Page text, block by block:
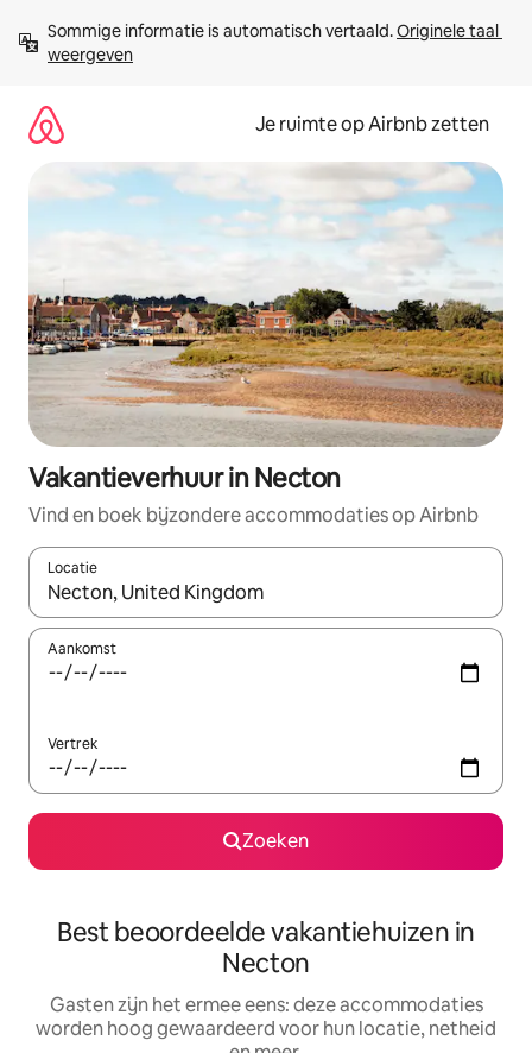
direct
naar
Sommige informatie is automatisch vertaald. Originele taal
weergeven
Je ruimte op Airbnb zetten
Vakantieverhuur in Necton
Vind en boek bijzondere accommodaties op Airbnb
Locatie
Wanneer er suggesties beschikbaar zijn, maak je een keuze
Aankomst
Vertrek
Zoeken
Best beoordeelde vakantiehuizen in
Necton
Gasten zijn het ermee eens: deze accommodaties
worden hoog gewaardeerd voor hun locatie, netheid